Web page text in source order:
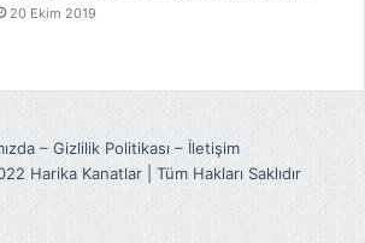
20 Ekim 2019
– Gizlilik Politikası– İletişim
Harika Kanatlar | Tüm Hakları Saklıdır